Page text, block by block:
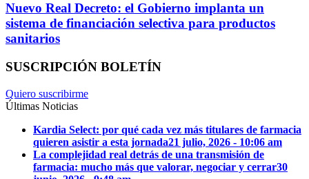
Nuevo Real Decreto: el Gobierno implanta un
sistema de financiación selectiva para productos
sanitarios
SUSCRIPCIÓN BOLETÍN
Quiero suscribirme
Últimas Noticias
Kardia Select: por qué cada vez más titulares de farmacia
quieren asistir a esta jornada21 julio, 2026 - 10:06 am
La complejidad real detrás de una transmisión de
farmacia: mucho más que valorar, negociar y cerrar30